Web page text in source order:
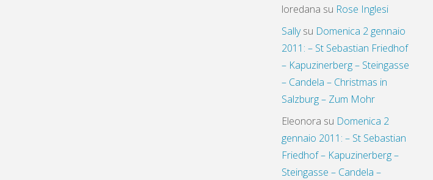
loredana su Rose Inglesi
Sallysu Domenica 2 gennaio
2011: – St Sebastian Friedhof
– Kapuzinerberg – Steingasse
– Candela – Christmas in
Salzburg – Zum Mohr
Eleonora su Domenica 2
gennaio 2011: – St Sebastian
Friedhof – Kapuzinerberg –
Steingasse – Candela –